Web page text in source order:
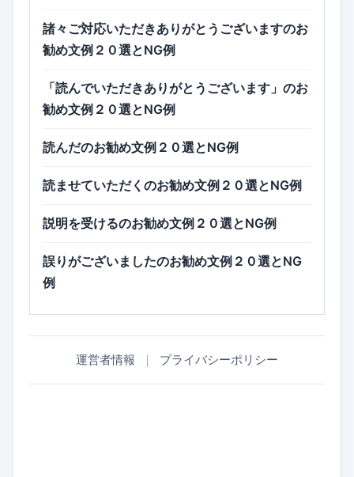
諸々ご対応いただきありがとうございますのお
勧め文例２０選とNG例
「読んでいただきありがとうございます」のお
勧め文例２０選とNG例
読んだのお勧め文例２０選とNG例
読ませていただくのお勧め文例２０選とNG例
説明を受けるのお勧め文例２０選とNG例
誤りがございましたのお勧め文例２０選とNG
例
運営者情報 ｜ プライバシーポリシー